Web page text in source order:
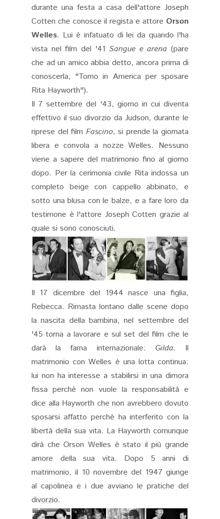
durante una festa a casa dell'attore Joseph
Cotten che conosce il regista e attore Orson
Welles. Lui è infatuato di lei da quando l'ha
vista nel film del '41 Sangue e arena (pare
che ad un amico abbia detto, ancora prima di
conoscerla, "Torno in America per sposare
Rita Hayworth").
Il 7 settembre del '43, giorno in cui diventa
effettivo il suo divorzio da Judson, durante le
riprese del film Fascino, si prende la giornata
libera e convola a nozze Welles. Nessuno
viene a sapere del matrimonio fino al giorno
dopo. Per la cerimonia civile Rita indossa un
completo beige con cappello abbinato, e
sotto una blusa con le balze, e a fare loro da
testimone è l'attore Joseph Cotten grazie al
quale si sono conosciuti.
Il 17 dicembre del 1944 nasce una figlia,
Rebecca. Rimasta lontano dalle scene dopo
la nascita della bambina, nel settembre del
'45 torna a lavorare e sul set del film che le
darà la fama internazionale: Gilda. Il
matrimonio con Welles è una lotta continua:
lui non ha interesse a stabilirsi in una dimora
fissa perchè non vuole la responsabilità e
dice alla Hayworth che non avrebbero dovuto
sposarsi affatto perchè ha interferito con la
libertà della sua vita. La Hayworth comunque
dirà che Orson Welles è stato il più grande
amore della sua vita. Dopo 5 anni di
matrimonio, il 10 novembre del 1947 giunge
al capolinea e i due avviano le pratiche del
divorzio.